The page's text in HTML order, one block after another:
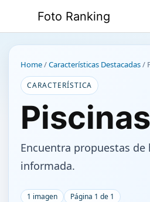
contenido
Foto Ranking
Home/Características Destacadas/
CARACTERÍSTICA
Encuentra propuestas
informada.
1 imagen Página 1 de 1